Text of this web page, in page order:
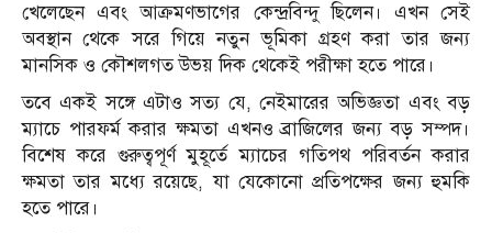
খেলেছেন এবং আক্রমণভাগের কেন্দ্রবিন্দু ছিলেন। এখন সেই
অবস্থান থেকে সরে গিয়ে নতুন ভূমিকা গ্রহণ করা তার জন্য
মানসিক ও কৌশলগত উভয় দিক থেকেই পরীক্ষা হতে পারে।
তবে একই সঙ্গে এটাও সত্য যে, নেইমারের অভিজ্ঞতা এবং বড়
ম্যাচে পারফর্ম করার ক্ষমতা এখনও ব্রাজিলের জন্য বড় সম্পদ।
বিশেষ করে গুরুত্বপূর্ণ মুহূর্তে ম্যাচের গতিপথ পরিবর্তন করার
ক্ষমতা তার মধ্যে রয়েছে, যা যেকোনো প্রতিপক্ষের জন্য হুমকি
হতে পারে।